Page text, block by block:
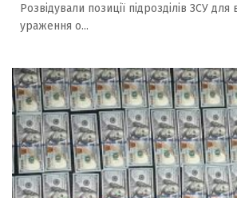
Розвідували позиції підрозділів ЗСУ для
ураження о...